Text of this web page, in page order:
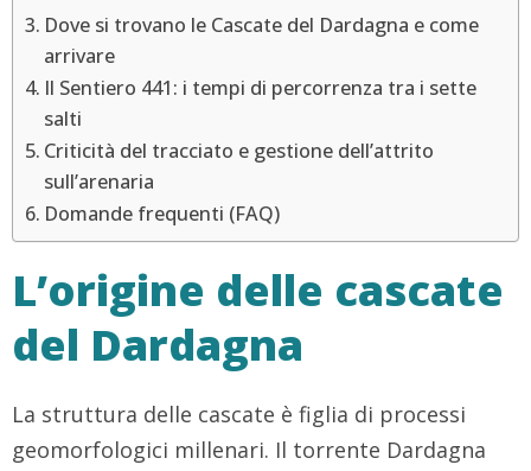
Dove si trovano le Cascate del Dardagna e come
arrivare
Il Sentiero 441: i tempi di percorrenza tra i sette
salti
Criticità del tracciato e gestione dell’attrito
sull’arenaria
Domande frequenti (FAQ)
L’origine delle cascate
del Dardagna
La struttura delle cascate è figlia di processi
geomorfologici millenari. Il torrente Dardagna